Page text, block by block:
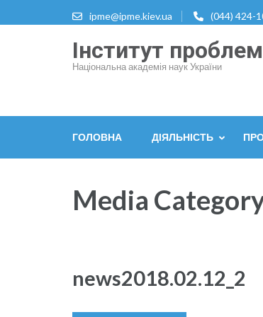
до
ipme@ipme.kiev.ua (044) 424-
Інститут
Національна академія наук України
ГОЛОВНА ДІЯЛЬНІСТЬ
Media
news2018.02.12_2